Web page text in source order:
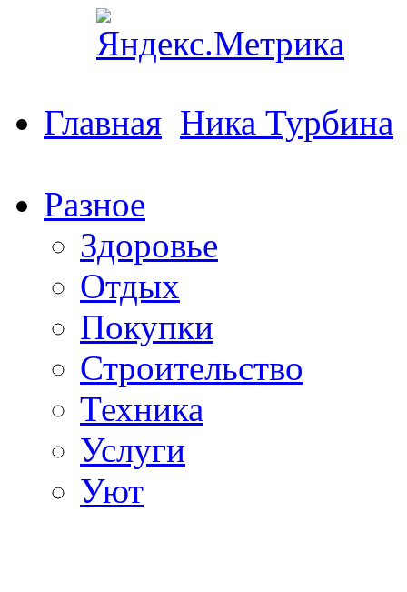
Главная Ника Турбина
Разное
Здоровье
Отдых
Покупки
Строительство
Техника
Услуги
Уют